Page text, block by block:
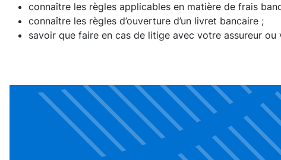
connaître les règles applicables en matière de frais
connaître les règles d’ouverture d’un livret bancaire ;
savoir que faire en cas de litige avec votre assureur ou